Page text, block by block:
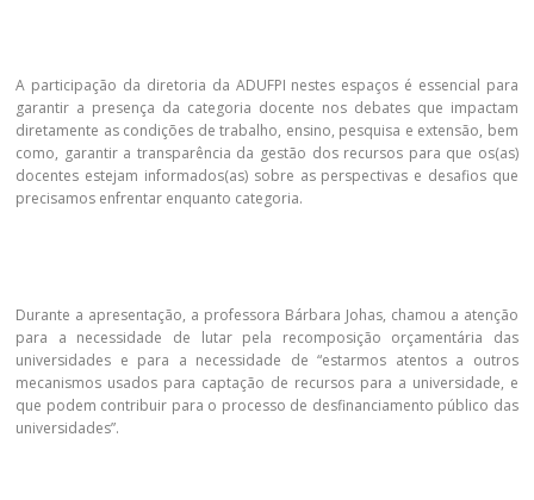
A participação da diretoria da ADUFPI nestes espaços é essencial para
garantir a presença da categoria docente nos debates que impactam
diretamente as condições de trabalho, ensino, pesquisa e extensão, bem
como, garantir a transparência da gestão dos recursos para que os(as)
docentes estejam informados(as) sobre as perspectivas e desafios que
precisamos enfrentar enquanto categoria.
Durante a apresentação, a professora Bárbara Johas, chamou a atenção
para a necessidade de lutar pela recomposição orçamentária das
universidades e para a necessidade de “estarmos atentos a outros
mecanismos usados para captação de recursos para a universidade, e
que podem contribuir para o processo de desfinanciamento público das
universidades”.